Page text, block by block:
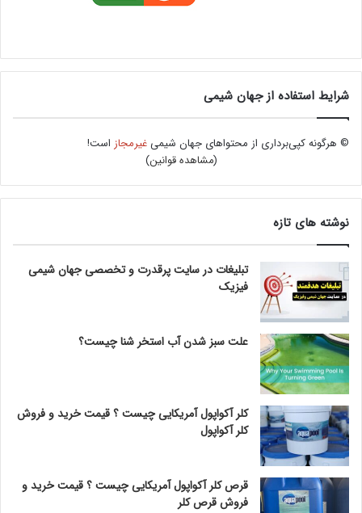
شرایط استفاده از جهان شیمی
© هرگونه کپی‌برداری از محتواهای جهان شیمیغیرمجاز است!
(مشاهده قوانین)
نوشته های تازه
تبلیغات در سایت پرقدرت و تخصصی جهان شیمی
فیزیک
علت سبز شدن آب استخر شنا چیست؟
کلر آکواپول آمریکایی چیست ؟ قیمت خرید و فروش
کلر آکواپول
قرص کلر آکواپول آمریکایی چیست ؟ قیمت خرید و
فروش قرص کلر